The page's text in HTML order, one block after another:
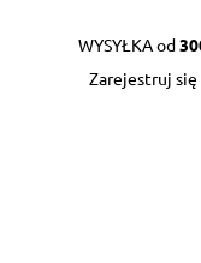
WYSYŁKA od
Zarejestruj się